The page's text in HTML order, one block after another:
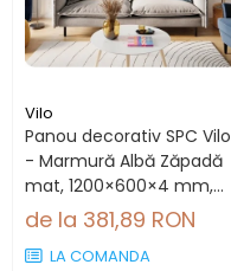
Vilo
Panou decorativ SPC Vilo
- Marmură Albă Zăpadă
mat, 1200×600×4 mm,
2.88 mp/cutie (4
de la 381,89 RON
LA COMANDA